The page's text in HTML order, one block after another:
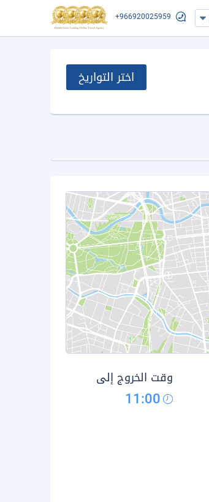
+966920025959
اختر التواريخ
وقت الخروج إلى
11:00